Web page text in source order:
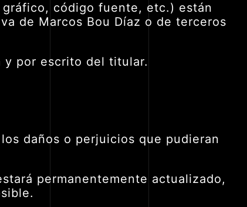
código fuente, etc.) están
de Marcos Bou Díaz o de terceros
y por escrito del titular.
daños o perjuicios que pudieran
permanentemente actualizado,